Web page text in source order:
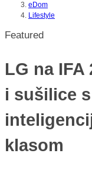
eDom
Lifestyle
Featured
LG na
i sušilice
klasom